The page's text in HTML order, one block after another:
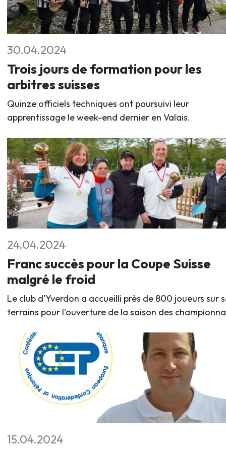
30.04.2024
Trois jours de formation pour les
arbitres suisses
Quinze officiels techniques ont poursuivi leur
apprentissage le week-end dernier en Valais.
24.04.2024
Franc succès pour la Coupe Suisse
malgré le froid
Le club d'Yverdon a accueilli près de 800 joueurs sur
terrains pour l'ouverture de la saison des
15.04.2024